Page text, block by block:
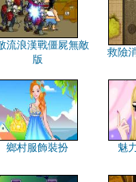
流浪漢戰僵屍無敵
版
救險
鄉村服飾裝扮 魅